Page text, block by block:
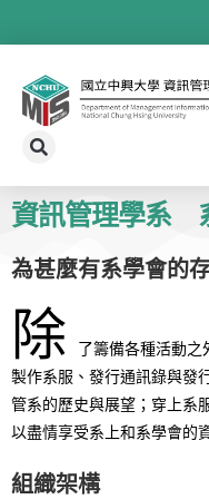
資訊管理學系
為甚麼有系學會的
除
了籌備各種活動之
製作系服、發行通訊錄與發
管系的歷史與展望；穿上系
以盡情享受系上和系學會的
組織架構